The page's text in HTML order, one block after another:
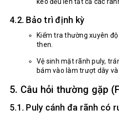
4.2. Bảo trì định kỳ
Kiểm tra thường xuyên
then.
Vệ sinh mặt rãnh puly,
bám vào làm trượt dây và
5. Câu hỏi thường gặp
5.1. Puly cánh đa rãnh có